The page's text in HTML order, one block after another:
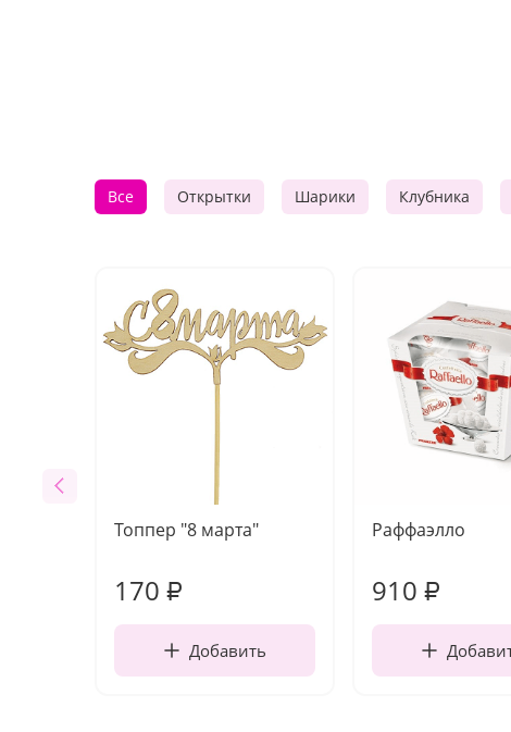
Все Открытки Шарики Клубника
Топпер "8 марта"
170 ₽
Добавить
Раффаэлло
910 ₽